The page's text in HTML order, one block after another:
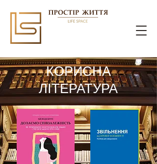
КОРИСНА
ЛІТЕРАТУРА